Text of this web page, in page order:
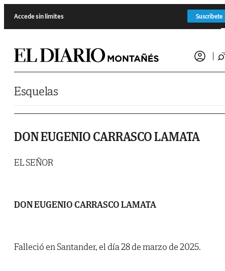
Accede sin límites Suscríbete
Esquelas
DON EUGENIO CARRASCO LAMATA
EL SEÑOR
DON EUGENIO CARRASCO LAMATA
Falleció en Santander, el día 28 de marzo de 2025.